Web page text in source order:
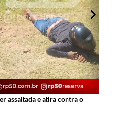
assaltada e atira contra o